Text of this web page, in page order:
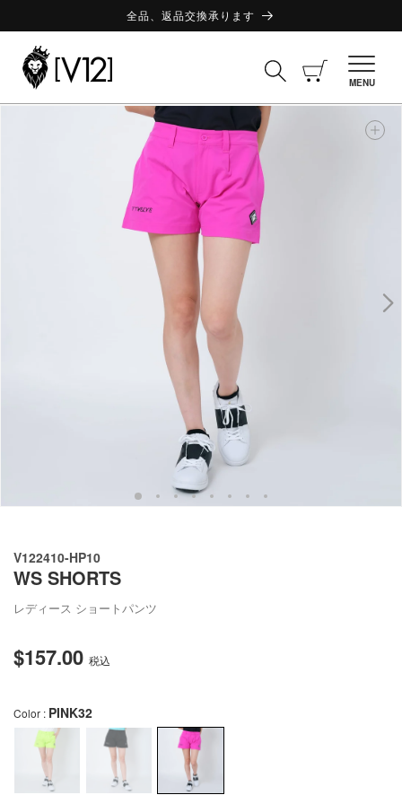
進む
全品、返品交換承ります
MENU
ー
商品情
ャ
ラ
リ
ビ
ュ
ー
で
掲
載
さ
れ
V122410-HP10
WS SHORTS
レディース ショートパンツ
通
格
$157.00 税込
Color : PINK32